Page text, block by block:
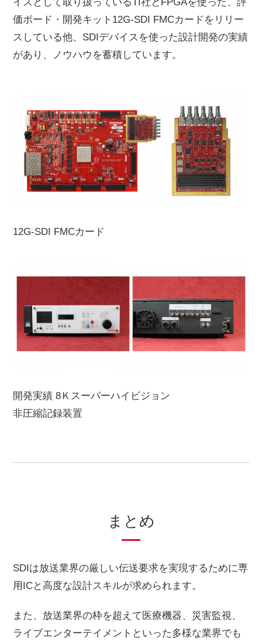
価ボード・開発キット12G-SDI FMCカードをリリー
スしている他、SDIデバイスを使った設計開発の実績
があり、ノウハウを蓄積しています。
12G-SDI FMCカード
開発実績 8Ｋスーパーハイビジョン
非圧縮記録装置
まとめ
SDIは放送業界の厳しい伝送要求を実現するために専
用ICと高度な設計スキルが求められます。
また、放送業界の枠を超えて医療機器、災害監視、
ライブエンターテイメントといった多様な業界でも